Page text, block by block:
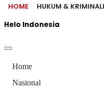
HOME
HUKUM & KRIMINAL
Helo Indonesia
Home
Nasional